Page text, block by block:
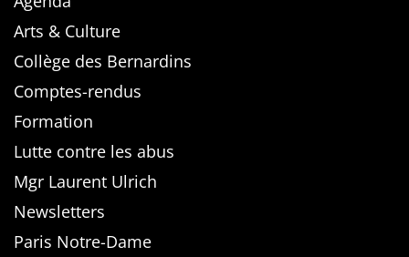
Arts & Culture
Collège des Bernardins
Comptes-rendus
Formation
Lutte contre les abus
Mgr Laurent Ulrich
Newsletters
Paris Notre-Dame